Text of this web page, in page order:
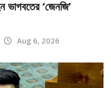
ভাগবতের ‘জেনজি’
Aug 6, 2026